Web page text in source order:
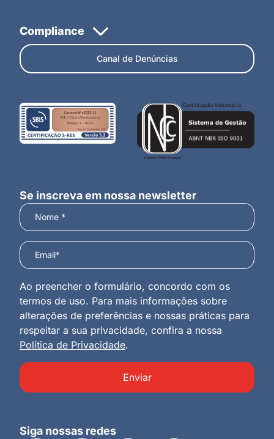
Canal de Denúncias
Se inscreva em nossa newsletter
Ao preencher o formulário, concordo com os
termos de uso. Para mais informações sobre
alterações de preferências e nossas práticas para
respeitar a sua privacidade, confira a nossa
Política de Privacidade.
Enviar
Siga nossas redes